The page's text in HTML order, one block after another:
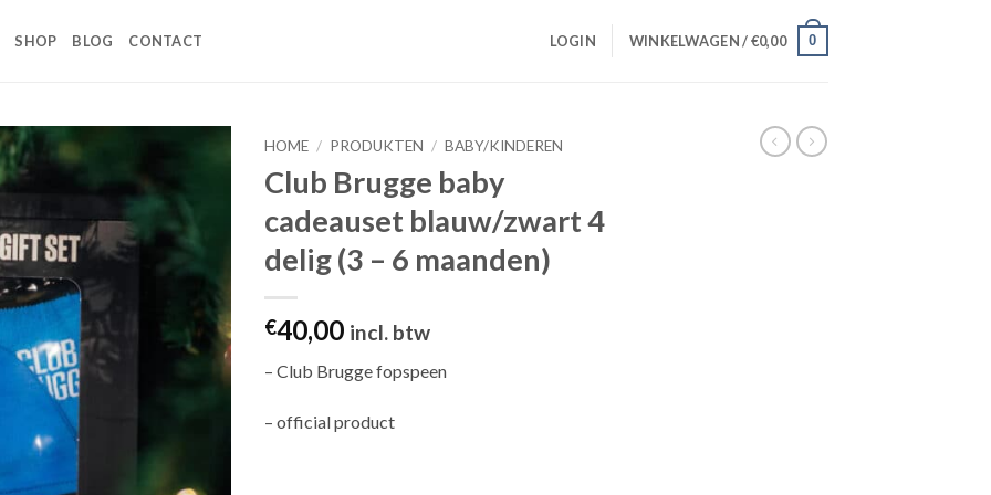
SHOP BLOG CONTACT LOGIN WINKELWAGEN /€0,00 0
Toevoegen
aan
wenslijst
HOME / PRODUKTEN / BABY/KINDEREN
Club Brugge baby
cadeauset blauw/zwart 4
delig (3 – 6 maanden)
€40,00 incl. btw
– Club Brugge fopspeen
– official product